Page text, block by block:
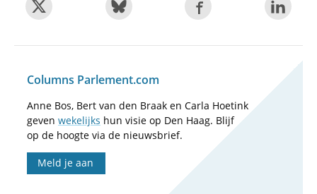
Columns Parlement.com
Anne Bos, Bert van den Braak en Carla Hoetink
geven wekelijks hun visie op Den Haag. Blijf
op de hoogte via de nieuwsbrief.
Meld je aan